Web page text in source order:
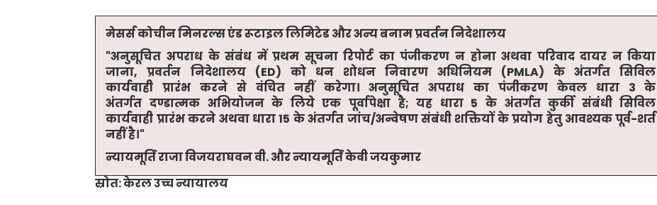
मेसर्स कोचीन मिनरल्स एंड रूटाइल लिमिटेड और अन्य बनाम प्रवर्तन निदेशालय
"अनुसूचित अपराध के संबंध में प्रथम सूचना रिपोर्ट का पंजीकरण न होना अथवा परिवाद दायर न किया
जाना,प्रवर्तन निदेशालय (ED) को धन शोधन निवारण अधिनियम (PMLA)के अंतर्गत सिविल
कार्यवाही प्रारंभ करने से वंचित नहीं करेगा। अनुसूचित अपराध का पंजीकरण केवल धारा 3के
अंतर्गत दण्डात्मक अभियोजन के लिये एक पूर्वापेक्षा है;यह धारा 5के अंतर्गत कुर्की संबंधी सिविल
कार्यवाही प्रारंभ करने अथवा धारा15 के अंतर्गत जांच/अन्वेषण संबंधी शक्तियों के प्रयोग हेतु आवश्यक पूर्व-शर्त
नहीं है।"
न्यायमूर्ति राजा विजयराघवन वी. और न्यायमूर्ति केवी जयकुमार
स्रोत: केरल उच्च न्यायालय